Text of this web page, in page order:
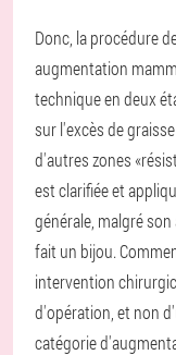
Donc, la procédure
augmentation
technique en deux
sur l'excès de
d'autres zones
est clarifiée et
générale, malgré
fait un bijou.
intervention
d'opération, et non
catégorie